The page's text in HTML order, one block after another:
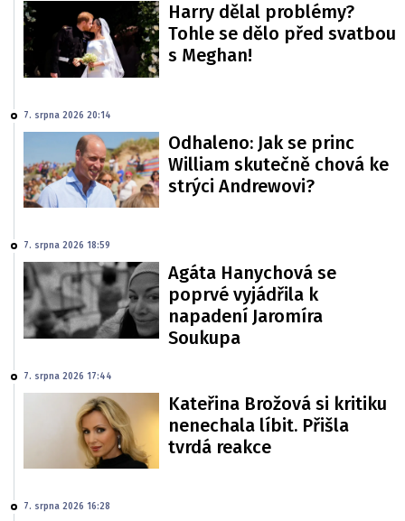
Harry dělal problémy?
Tohle se dělo před svatbou
s Meghan!
7. srpna 2026 20:14
Odhaleno: Jak se princ
William skutečně chová ke
strýci Andrewovi?
7. srpna 2026 18:59
Agáta Hanychová se
poprvé vyjádřila k
napadení Jaromíra
Soukupa
7. srpna 2026 17:44
Kateřina Brožová si kritiku
nenechala líbit. Přišla
tvrdá reakce
7. srpna 2026 16:28